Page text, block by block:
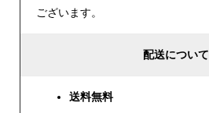
ございます。
配送について
送料無料